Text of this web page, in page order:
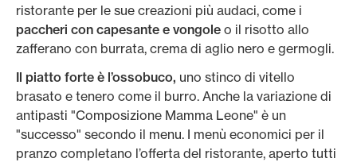
ristorante per le sue creazioni più audaci, come i
paccheri con capesante e vongole o il risotto allo
zafferano con burrata, crema di aglio nero e germogli.
Il piatto forte è l’ossobuco, uno stinco di vitello
brasato e tenero come il burro. Anche la variazione di
antipasti "Composizione Mamma Leone" è un
"successo" secondo il menu. I menù economici per il
pranzo completano l’offerta del ristorante, aperto tutti